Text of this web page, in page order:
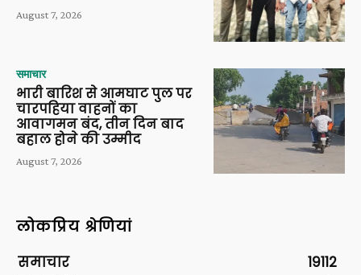
August 7, 2026
समाचार
भारी बारिश से आमघाट पुल पर
चारपहिया वाहनों का
आवागमन बंद, तीन दिन बाद
बहाल होने की उम्मीद
August 7, 2026
लोकप्रिय श्रेणियां
समाचार
19112